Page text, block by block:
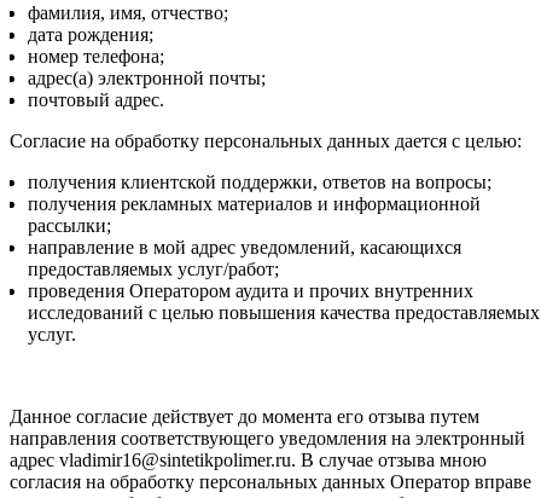
фамилия, имя, отчество;
дата рождения;
номер телефона;
адрес(а) электронной почты;
почтовый адрес.
Согласие на обработку персональных данных дается с целью:
получения клиентской поддержки, ответов на вопросы;
получения рекламных материалов и информационной
рассылки;
направление в мой адрес уведомлений, касающихся
предоставляемых услуг/работ;
проведения Оператором аудита и прочих внутренних
исследований с целью повышения качества предоставляемых
услуг.
Данное согласие действует до момента его отзыва путем
направления соответствующего уведомления на электронный
адрес vladimir16@sintetikpolimer.ru. В случае отзыва мною
согласия на обработку персональных данных Оператор вправе